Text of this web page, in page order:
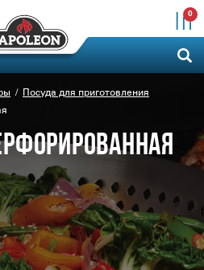
0
Посуда для приготовления